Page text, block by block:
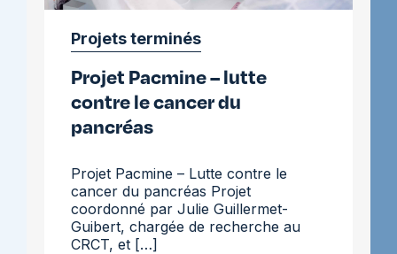
Projets terminés
Projet Pacmine – lutte
contre le cancer du
pancréas
Projet Pacmine – Lutte contre le
cancer du pancréas Projet
coordonné par Julie Guillermet-
Guibert, chargée de recherche au
CRCT, et […]